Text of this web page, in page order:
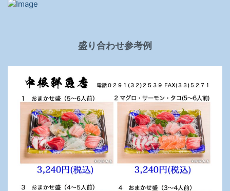
盛り合わせ参考例